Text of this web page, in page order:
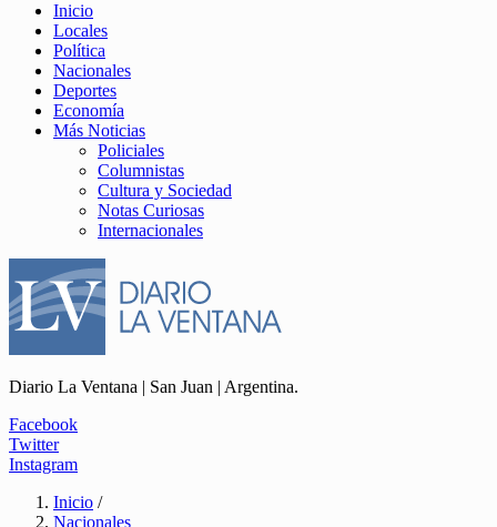
Inicio
Locales
Política
Nacionales
Deportes
Economía
Más Noticias
Policiales
Columnistas
Cultura y Sociedad
Notas Curiosas
Internacionales
Diario La Ventana | San Juan | Argentina.
Facebook
Twitter
Instagram
Inicio /
Nacionales